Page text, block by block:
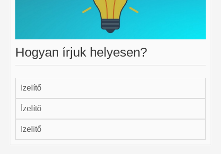
Hogyan írjuk helyesen?
Izelítő
Ízelítő
Izelitő